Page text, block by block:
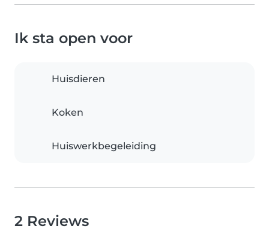
Ik sta open voor
Huisdieren
Koken
Huiswerkbegeleiding
2 Reviews